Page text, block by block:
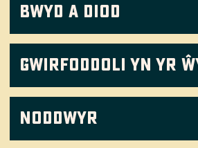
Bwyd a Diod
Gwirfoddoli yn yr
Noddwyr